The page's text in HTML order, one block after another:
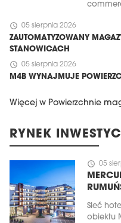
schedule 05 sierpnia 2026
ZAUTOMATYZOWANY
STANOWICACH
schedule 05 sierpnia 2026
M4B WYNAJMUJE
Więcej w Powierzchnie
RYNEK
schedule 05
Sieć
obiektu